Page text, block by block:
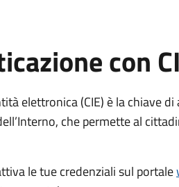
con
elettronica (CIE) è la chiave
che permette al
le tue credenziali sul portale